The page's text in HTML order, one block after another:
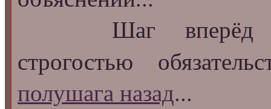
Шаг вперёд —
строгостью
полушага назад...